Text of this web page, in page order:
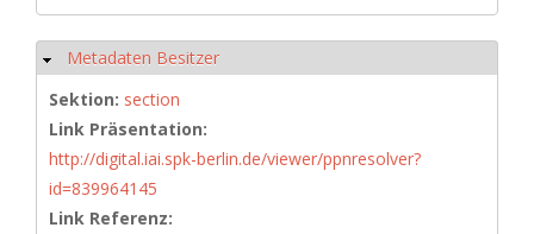
Hide
Metadaten Besitzer
Sektion: section
Link Präsentation:
http://digital.iai.spk-berlin.de/viewer/ppnresolver?
id=839964145
Link Referenz: